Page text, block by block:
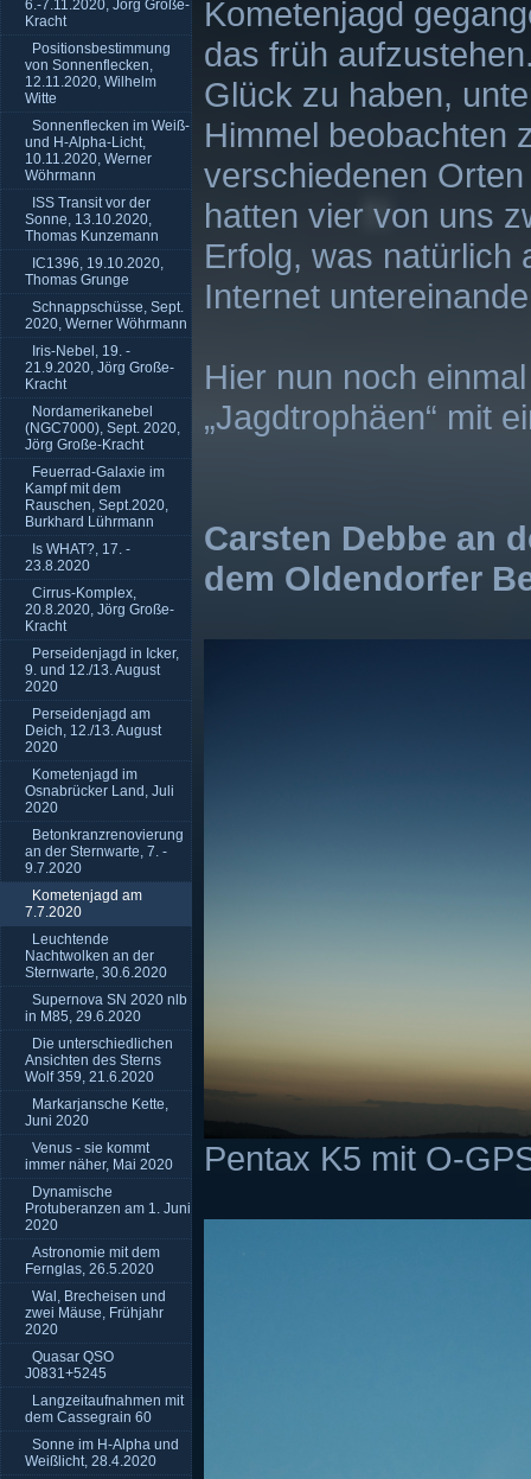
6.-7.11.2020, Jörg Große-
Kracht
Positionsbestimmung
von Sonnenflecken,
12.11.2020, Wilhelm
Witte
Sonnenflecken im Weiß-
und H-Alpha-Licht,
10.11.2020, Werner
Wöhrmann
ISS Transit vor der
Sonne, 13.10.2020,
Thomas Kunzemann
IC1396, 19.10.2020,
Thomas Grunge
Schnappschüsse, Sept.
2020, Werner Wöhrmann
Iris-Nebel, 19. -
21.9.2020, Jörg Große-
Kracht
Nordamerikanebel
(NGC7000), Sept. 2020,
Jörg Große-Kracht
Feuerrad-Galaxie im
Kampf mit dem
Rauschen, Sept.2020,
Burkhard Lührmann
Is WHAT?, 17. -
23.8.2020
Cirrus-Komplex,
20.8.2020, Jörg Große-
Kracht
Perseidenjagd in Icker,
9. und 12./13. August
2020
Perseidenjagd am
Deich, 12./13. August
2020
Kometenjagd im
Osnabrücker Land, Juli
2020
Betonkranzrenovierung
an der Sternwarte, 7. -
9.7.2020
Kometenjagd am
7.7.2020
Leuchtende
Nachtwolken an der
Sternwarte, 30.6.2020
Supernova SN 2020 nlb
in M85, 29.6.2020
Die unterschiedlichen
Ansichten des Sterns
Wolf 359, 21.6.2020
Markarjansche Kette,
Juni 2020
Venus - sie kommt
immer näher, Mai 2020
Dynamische
Protuberanzen am 1. Juni
2020
Astronomie mit dem
Fernglas, 26.5.2020
Wal, Brecheisen und
zwei Mäuse, Frühjahr
2020
Quasar QSO
J0831+5245
Langzeitaufnahmen mit
dem Cassegrain 60
Sonne im H-Alpha und
Weißlicht, 28.4.2020
Kometenjagd
das früh
Glück zu haben,
Himmel beobachten
verschiedenen
hatten vier von uns
Erfolg, was natürlich
Internet
Hier nun noch
„Jagdtrophäen“ mit
Carsten Debbe an
dem Oldendorfer
Pentax K5 mit O-